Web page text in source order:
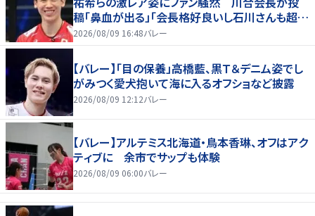
稿「鼻血が出る」「会長格好良いし石川さんも超格
好いい」
2026/08/09 16:48バレー
【バレー】「目の保養」高橋藍、黒Ｔ＆デニム姿でし
がみつく愛犬抱いて海に入るオフショなど披露
2026/08/09 12:12バレー
【バレー】アルテミス北海道・鳥本香琳、オフはアク
ティブに 余市でサップも体験
2026/08/09 06:00バレー